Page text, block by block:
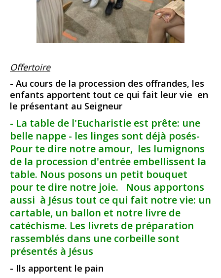
Offertoire
- Au cours de la procession des offrandes, les
enfants apportent tout ce qui fait leur vie en
le présentant au Seigneur
- La table de l'Eucharistie est prête: une
belle nappe - les linges sont déjà posés-
Pour te dire notre amour, les lumignons
de la procession d'entrée embellissent la
table. Nous posons un petit bouquet
pour te dire notre joie. Nous apportons
aussi à Jésus tout ce qui fait notre vie: un
cartable, un ballon et notre livre de
catéchisme. Les livrets de préparation
rassemblés dans une corbeille sont
présentés à Jésus
- Ils apportent le pain